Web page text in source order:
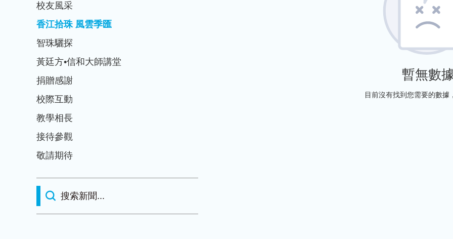
校友風采
香江拾珠 風雲季匯
智珠驪探
黃廷方•信和大師講堂
捐贈感謝
校際互動
教學相長
接待參觀
敬請期待
暫無數
目前沒有找到您需要的數據